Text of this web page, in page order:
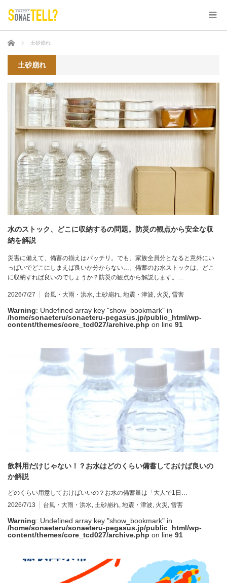
ホーム 土砂崩れ
土砂崩れ
水のストック、どこに収納するの問題。防災の観点から安全な収
納を解説
災害に備えて、備蓄の揃えはバッチリ。でも、家族全員分となると意外にい
っぱいでどこにしまえば良いか分からない…。備蓄のお水ストックは、どこ
に収納すれば良いのでしょうか？防災の観点から解説します。…
2026/7/27 台風・大雨・洪水, 土砂崩れ, 地震・津波, 火災 , 雪害
Warning: Undefined array key "show_bookmark" in
/home/sonaeteru/sonaeteru-pegasus.jp/public_html/wp-
content/themes/core_tcd027/archive.php on line 91
飲料用だけじゃない！？お水はどのくらい備蓄しておけば良いの
か解説
どのくらい用意しておけばいいの？お水の備蓄量は「大人で1日…
2026/7/13
台風・大雨・洪水, 土砂崩れ, 地震・津波, 火災 , 雪害
Warning: Undefined array key "show_bookmark" in
/home/sonaeteru/sonaeteru-pegasus.jp/public_html/wp-
content/themes/core_tcd027/archive.php on line 91